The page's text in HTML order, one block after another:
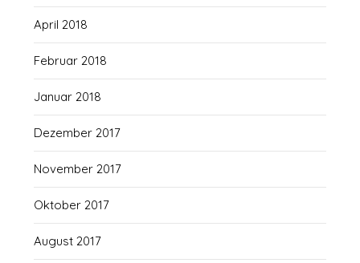
April 2018
Februar 2018
Januar 2018
Dezember 2017
November 2017
Oktober 2017
August 2017